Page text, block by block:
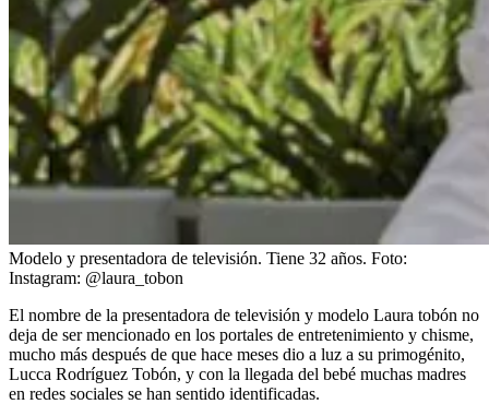
Modelo y presentadora de televisión. Tiene 32 años. Foto:
Instagram: @laura_tobon
El nombre de la presentadora de televisión y modelo Laura tobón no
deja de ser mencionado en los portales de entretenimiento y chisme,
mucho más después de que hace meses dio a luz a su primogénito,
Lucca Rodríguez Tobón, y con la llegada del bebé muchas madres
en redes sociales se han sentido identificadas.